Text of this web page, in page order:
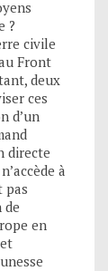
?
civile
Front
deux
ces
d’un
directe
à
pas
de
en